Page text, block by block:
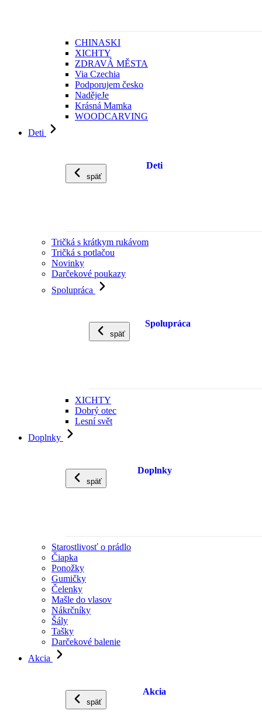
CHINASKI
XICHTY
ZDRAVÁ MĚSTA
Via Czechia
Podporujem česko
NadějeJe
Krásná Mamka
WOODCARVING
Deti
späť
Deti
Tričká s krátkym rukávom
Tričká s potlačou
Novinky
Darčekové poukazy
Spolupráca
späť
Spolupráca
XICHTY
Dobrý otec
Lesní svět
Doplnky
späť
Doplnky
Starostlivosť o prádlo
Čiapka
Ponožky
Gumičky
Čelenky
Mašle do vlasov
Nákrčníky
Šály
Tašky
Darčekové balenie
Akcia
späť
Akcia